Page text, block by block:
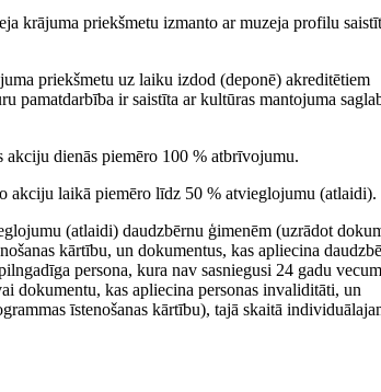
krājuma priekšmetu izmanto ar muzeja profilu
priekšmetu uz laiku izdod (deponē) akreditētiem
ir saistīta ar kultūras mantojuma
dienās piemēro 100 % atbrīvojumu.
akciju laikā piemēro līdz 50 % atvieglojumu (atlaidi).
(atlaidi) daudzbērnu ģimenēm (uzrādot
kārtību, un dokumentus, kas apliecina
persona, kura nav sasniegusi 24 gadu
dokumentu, kas apliecina personas invaliditāti, un
īstenošanas kārtību), tajā skaitā